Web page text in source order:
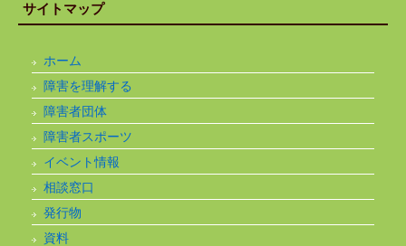
サイトマップ
ホーム
障害を理解する
障害者団体
障害者スポーツ
イベント情報
相談窓口
発行物
資料